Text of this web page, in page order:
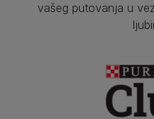
vašeg putovanja u